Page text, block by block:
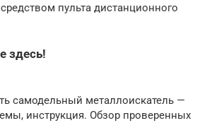
пульта дистанционного
здесь!
самодельный металлоискатель —
инструкция. Обзор проверенных